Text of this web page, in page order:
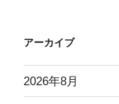
アーカイブ
2026年8月